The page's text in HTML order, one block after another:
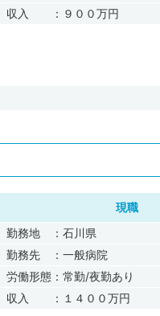
収入 ：９００万円
現職
勤務地 ：石川県
勤務先 ：一般病院
労働形態：常勤/夜勤あり
収入 ：１４００万円